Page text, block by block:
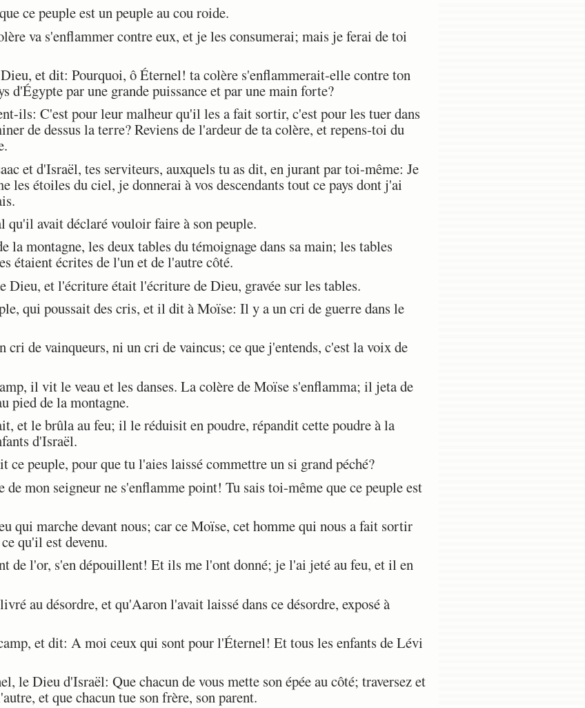
ce peuple est un peuple au cou roide.
va s'enflammer contre eux, et je les consumerai; mais je ferai de toi
et dit: Pourquoi, ô Éternel! ta colère s'enflammerait-elle contre ton
d'Égypte par une grande puissance et par une main forte?
ils: C'est pour leur malheur qu'il les a fait sortir, c'est pour les tuer dans
de dessus la terre? Reviens de l'ardeur de ta colère, et repens-toi du
et d'Israël, tes serviteurs, auxquels tu as dit, en jurant par toi-même: Je
étoiles du ciel, je donnerai à vos descendants tout ce pays dont j'ai
avait déclaré vouloir faire à son peuple.
la montagne, les deux tables du témoignage dans sa main; les tables
étaient écrites de l'un et de l'autre côté.
Dieu, et l'écriture était l'écriture de Dieu, gravée sur les tables.
qui poussait des cris, et il dit à Moïse: Il y a un cri de guerre dans le
de vainqueurs, ni un cri de vaincus; ce que j'entends, c'est la voix de
il vit le veau et les danses. La colère de Moïse s'enflamma; il jeta de
pied de la montagne.
et le brûla au feu; il le réduisit en poudre, répandit cette poudre à la
d'Israël.
peuple, pour que tu l'aies laissé commettre un si grand péché?
mon seigneur ne s'enflamme point! Tu sais toi-même que ce peuple est
qui marche devant nous; car ce Moïse, cet homme qui nous a fait sortir
qu'il est devenu.
de l'or, s'en dépouillent! Et ils me l'ont donné; je l'ai jeté au feu, et il en
au désordre, et qu'Aaron l'avait laissé dans ce désordre, exposé à
et dit: A moi ceux qui sont pour l'Éternel! Et tous les enfants de Lévi
le Dieu d'Israël: Que chacun de vous mette son épée au côté; traversez et
et que chacun tue son frère, son parent.